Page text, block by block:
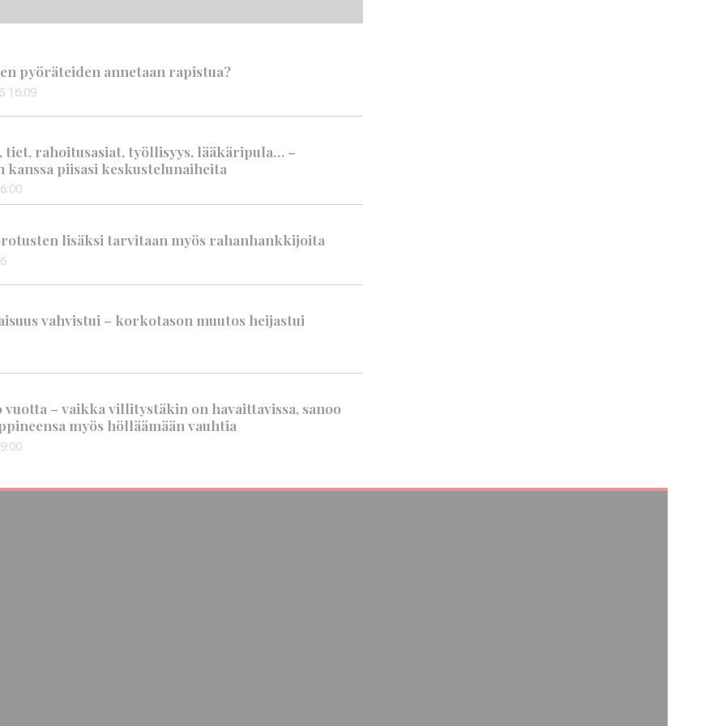
pyöräteiden annetaan rapistua?
16:09
tiet, rahoitusasiat, työllisyys, lääkäripula… –
kanssa piisasi keskustelunaiheita
lisäksi tarvitaan myös rahanhankkijoita
vahvistui – korkotason muutos heijastui
vuotta – vaikka villitystäkin on havaittavissa, sanoo
myös hölläämään vauhtia